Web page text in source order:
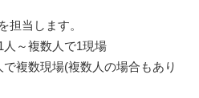
担当します。
～複数人で1現場
複数現場(複数人の場合もあり